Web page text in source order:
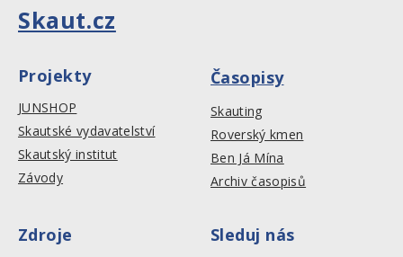
Skaut.cz
Projekty
JUNSHOP
Skautské vydavatelství
Skautský institut
Závody
Časopisy
Skauting
Roverský kmen
Ben Já Mína
Archiv časopisů
Zdroje Sleduj nás